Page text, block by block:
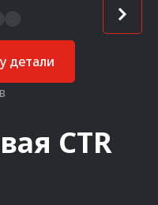
детали
CTR